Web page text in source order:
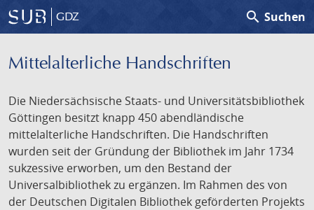
GDZ search Suchen
Mittelalterliche Handschriften
Die Niedersächsische Staats- und Universitätsbibliothek
Göttingen besitzt knapp 450 abendländische
mittelalterliche Handschriften. Die Handschriften
wurden seit der Gründung der Bibliothek im Jahr 1734
sukzessive erworben, um den Bestand der
Universalbibliothek zu ergänzen. Im Rahmen des von
der Deutschen Digitalen Bibliothek geförderten Projekts